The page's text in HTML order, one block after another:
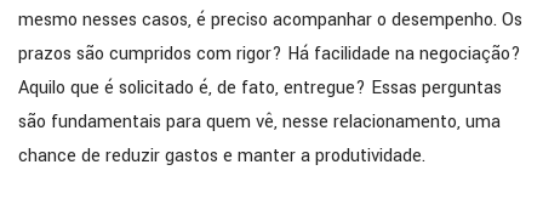
mesmo nesses casos, é preciso acompanhar o desempenho. Os
prazos são cumpridos com rigor? Há facilidade na negociação?
Aquilo que é solicitado é, de fato, entregue? Essas perguntas
são fundamentais para quem vê, nesse relacionamento, uma
chance de reduzir gastos e manter a produtividade.